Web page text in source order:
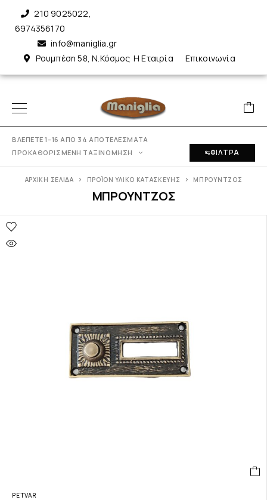
210 9025022,
6974356170
info@maniglia.gr
Ρουμπέση 58, Ν.Κόσμος Η Εταιρία Επικοινωνία
ΒΛΈΠΕΤΕ 1–16 ΑΠΌ 34 ΑΠΟΤΕΛΈΣΜΑΤΑ
ΠΡΟΚΑΘΟΡΙΣΜΈΝΗ ΤΑΞΙΝΌΜΗΣΗ
ΦΊΛΤΡΑ
ΜΠΡΟΥΝΤΖΟΣ
ΑΡΧΙΚΉ ΣΕΛΊΔΑ ΠΡΟΪΌΝ ΥΛΙΚΌ ΚΑΤΑΣΚΕΥΉΣ ΜΠΡΟΥΝΤΖΟΣ
PETVAR